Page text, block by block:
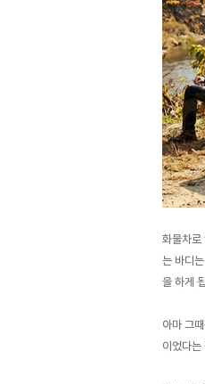
화물차로
는 바디
을 하게
아마 그
이었다는